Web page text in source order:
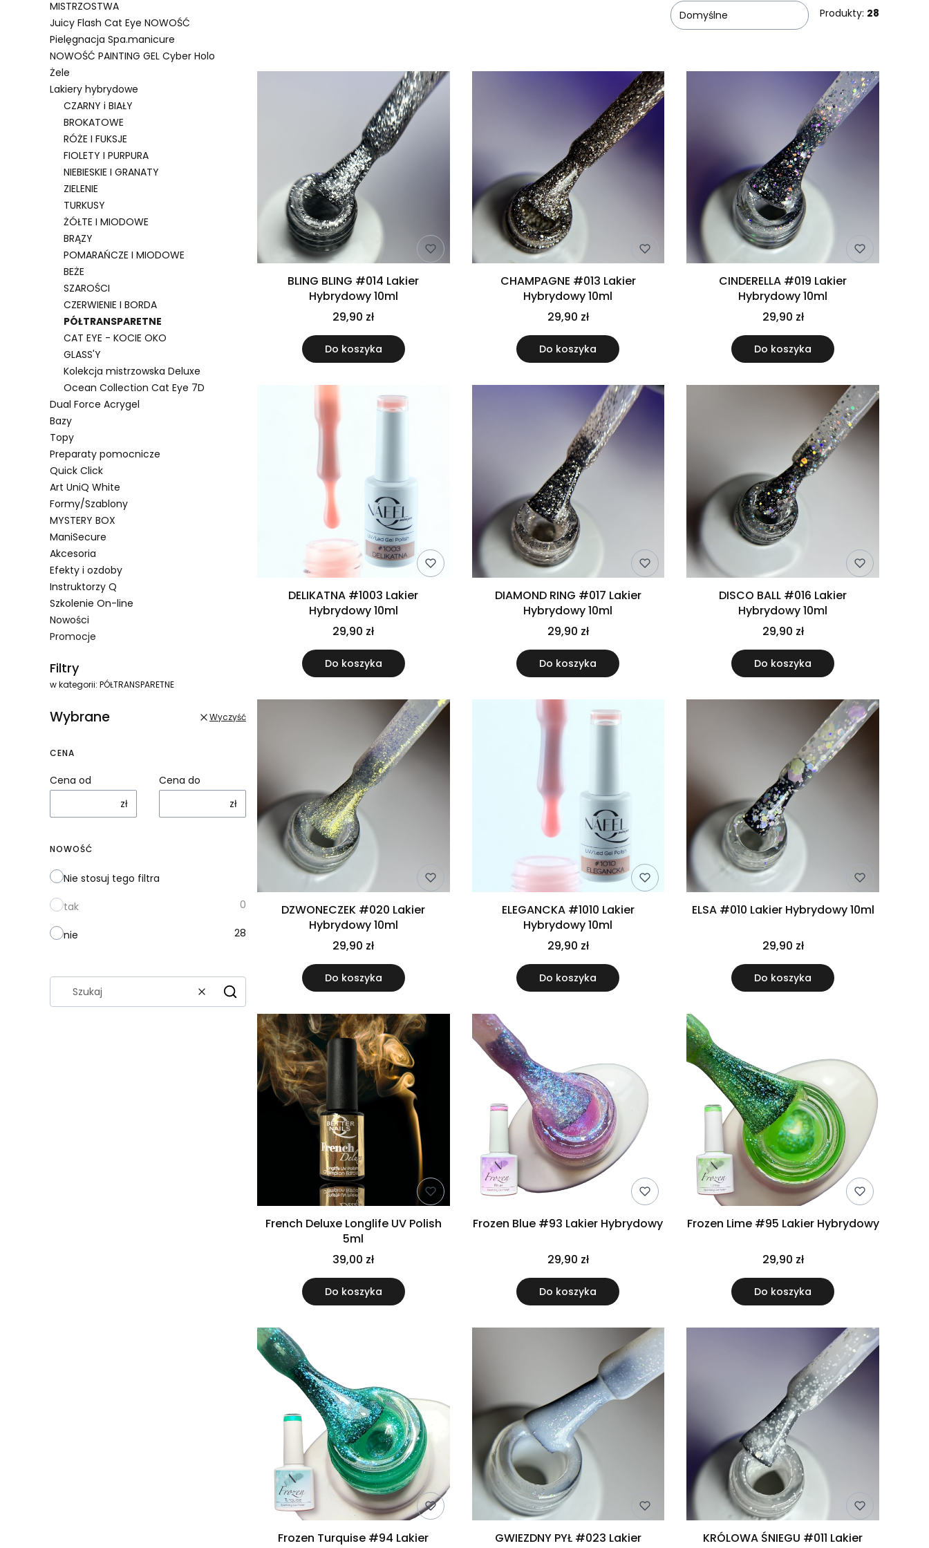
MISTRZOSTWA
Juicy Flash Cat Eye NOWOŚĆ
Pielęgnacja Spa.manicure
NOWOŚĆ PAINTING GEL Cyber Holo
Żele
Lakiery hybrydowe
CZARNY i BIAŁY
BROKATOWE
RÓŻE I FUKSJE
FIOLETY I PURPURA
NIEBIESKIE I GRANATY
ZIELENIE
TURKUSY
ŻÓŁTE I MIODOWE
BRĄZY
POMARAŃCZE I MIODOWE
BEŻE
SZAROŚCI
CZERWIENIE I BORDA
PÓŁTRANSPARETNE
CAT EYE - KOCIE OKO
GLASS'Y
Kolekcja mistrzowska Deluxe
Ocean Collection Cat Eye 7D
Dual Force Acrygel
Bazy
Topy
Preparaty pomocnicze
Quick Click
Art UniQ White
Formy/Szablony
MYSTERY BOX
ManiSecure
Akcesoria
Efekty i ozdoby
Instruktorzy Q
Szkolenie On-line
Nowości
Promocje
Filtry
w kategorii: PÓŁTRANSPARETNE
Wybrane Wyczyść
CENA
Cena od
zł
Cena do
zł
NOWOŚĆ
Nie stosuj tego filtra
tak 0
nie 28
WyczyśćSzukaj
Domyślne Produkty: 28
BLING BLING #014 Lakier
Hybrydowy 10ml
29,90 zł
Do koszyka
CHAMPAGNE #013 Lakier
Hybrydowy 10ml
29,90 zł
Do koszyka
CINDERELLA #019 Lakier
Hybrydowy 10ml
29,90 zł
Do koszyka
DELIKATNA #1003 Lakier
Hybrydowy 10ml
29,90 zł
Do koszyka
DIAMOND RING #017 Lakier
Hybrydowy 10ml
29,90 zł
Do koszyka
DISCO BALL #016 Lakier
Hybrydowy 10ml
29,90 zł
Do koszyka
DZWONECZEK #020 Lakier
Hybrydowy 10ml
29,90 zł
Do koszyka
ELEGANCKA #1010 Lakier
Hybrydowy 10ml
29,90 zł
Do koszyka
ELSA #010 Lakier Hybrydowy 10ml
29,90 zł
Do koszyka
French Deluxe Longlife UV Polish
5ml
39,00 zł
Do koszyka
Frozen Blue #93 Lakier Hybrydowy
29,90 zł
Do koszyka
Frozen Lime #95 Lakier Hybrydowy
29,90 zł
Do koszyka
Frozen Turquise #94 Lakier
GWIEZDNY PYŁ #023 Lakier
KRÓLOWA ŚNIEGU #011 Lakier